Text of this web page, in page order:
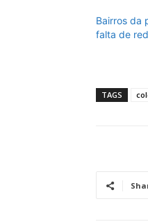
Bairros da
falta de
TAGS